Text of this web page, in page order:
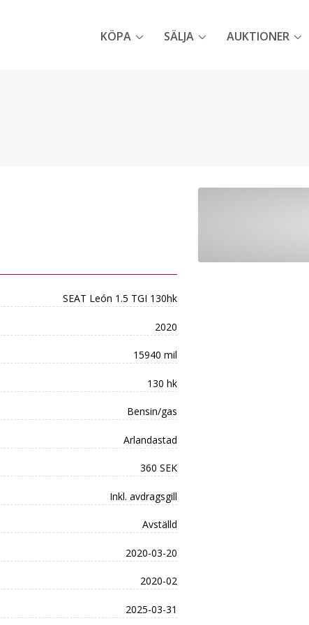
KÖPA SÄLJA AUKTIONER
SEAT León 1.5 TGI 130hk
2020
15940 mil
130 hk
Bensin/gas
Arlandastad
360 SEK
Inkl. avdragsgill
Avställd
2020-03-20
2020-02
2025-03-31